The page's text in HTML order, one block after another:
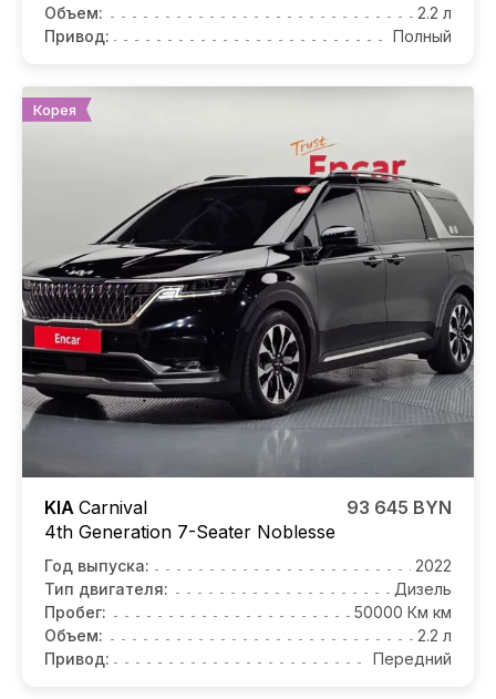
Объем:
2.2 л
Привод:
Полный
Корея
KIA Carnival
4th Generation 7-Seater Noblesse
93 645 BYN
Год выпуска:
2022
Тип двигателя:
Дизель
Пробег:
50000 Км км
Объем:
2.2 л
Привод:
Передний